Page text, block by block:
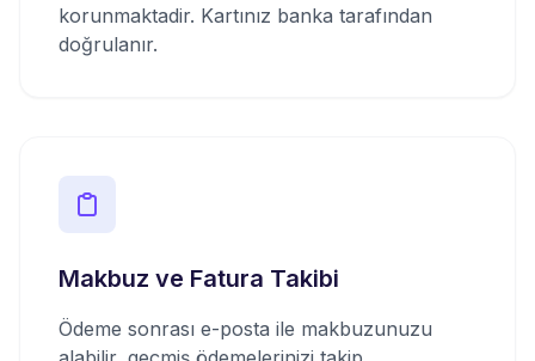
korunmaktadir. Kartınız banka tarafından
doğrulanır.
Makbuz ve Fatura Takibi
Ödeme sonrası e-posta ile makbuzunuzu